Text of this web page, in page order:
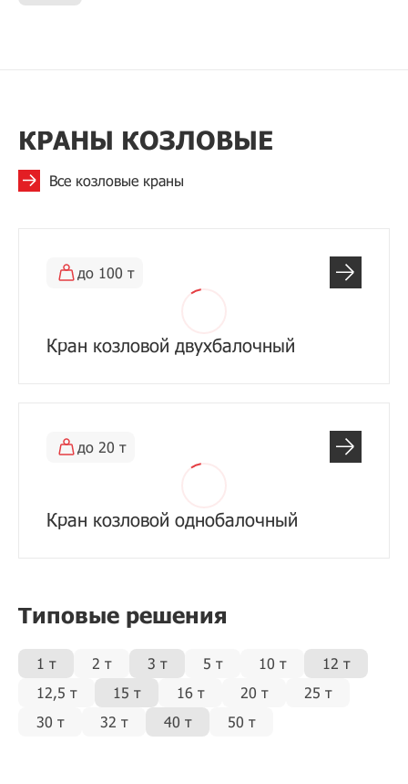
КРАНЫ КОЗЛОВЫЕ
Все козловые краны
до 100 т
Кран козловой двухбалочный
до 20 т
Кран козловой однобалочный
Типовые решения
1 т 2 т 3 т 5 т 10 т
12 т
12,5 т
15 т 16 т 20 т
25 т
30 т
32 т 40 т 50 т